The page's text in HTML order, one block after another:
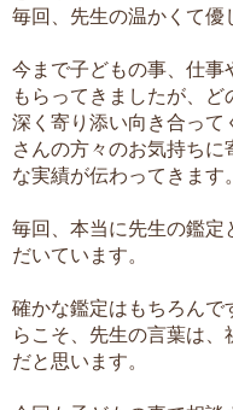
毎回、先生の温かくて優
今まで子どもの事、仕事
もらってきましたが、
深く寄り添い向き合って
さんの方々のお気持ち
な実績が伝わってきます。
毎回、本当に先生の鑑定
だいています。
確かな鑑定はもちろん
らこそ、先生の言葉は
だと思います。